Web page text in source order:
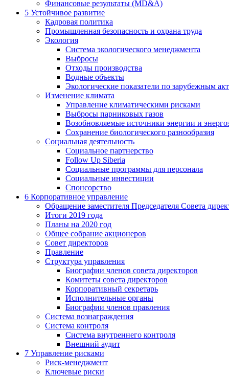
Финансовые результаты (MD&A)
5 Устойчивое развитие
Кадровая политика
Промышленная безопасность и охрана труда
Экология
Система экологического менеджмента
Выбросы
Отходы производства
Водные объекты
Экологические показатели по зарубежным
Изменение климата
Управление климатическими рисками
Выбросы парниковых газов
Возобновляемые источники энергии и
Сохранение биологического разнообразия
Социальная деятельность
Социальное партнерство
Follow Up Siberia
Социальные программы для персонала
Социальные инвестиции
Спонсорство
6 Корпоративное управление
Обращение заместителя Председателя Совета
Итоги 2019 года
Планы на 2020 год
Общее собрание акционеров
Совет директоров
Правление
Структура управления
Биографии членов совета директоров
Комитеты совета директоров
Корпоративный секретарь
Исполнительные органы
Биографии членов правления
Система вознаграждения
Система контроля
Система внутреннего контроля
Внешний аудит
7 Управление рисками
Риск-менеджмент
Ключевые риски